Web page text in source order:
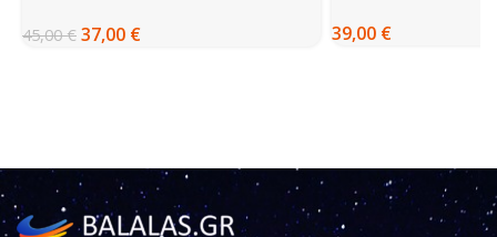
45,00€ 37,00 € 39,00 €